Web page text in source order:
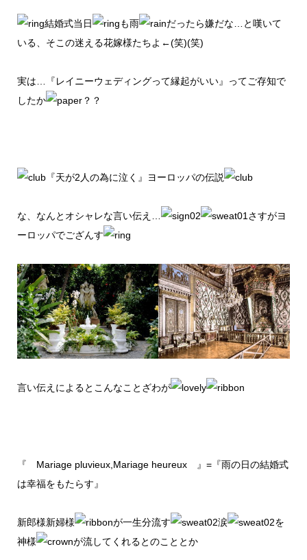
結婚式当日 も雨
だったら嫌だな…と嘆いて
いる、そこの迷える花嫁様たちよ←(笑)(笑)
実は…『レイニーウェディングって縁起がいい』ってご存知で
したか
？？
『天が2人の為に泣く』ヨーロッパの伝説
な、なんとオシャレな言い伝え…
さすがヨ
ーロッパでござんす
言い伝えによるとこんなことざわが
『 Mariage pluvieux,Mariage heureux 』=『雨の日の結婚式
は幸福をもたらす』
新郎様新婦様 が一生分流す 涙
を
神様
が流してくれるとのこととか